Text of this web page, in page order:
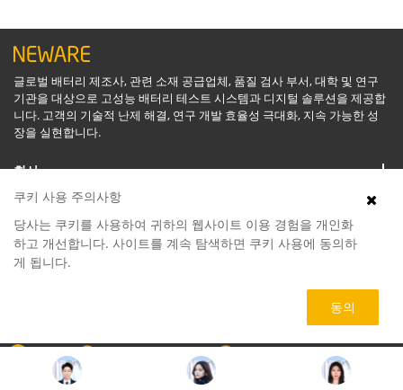
글로벌 배터리 제조사, 관련 소재 공급업체, 품질 검사 부서, 대학 및 연구
기관을 대상으로 고성능 배터리 테스트 시스템과 디지털 솔루션을 제공합
니다. 고객의 기술적 난제 해결, 연구 개발 효율성 극대화, 지속 가능한 성
장을 실현합니다.
회사
소프트웨어
회사 070-4155-8866 service@neware.net
Copyright © NEWARE 1998 - 2026. All Rights Reserved.
쿠키 사용 주의사항
당사는 쿠키를 사용하여 귀하의 웹사이트 이용 경험을 개인화
하고 개선합니다. 사이트를 계속 탐색하면 쿠키 사용에 동의하
게 됩니다.
동의